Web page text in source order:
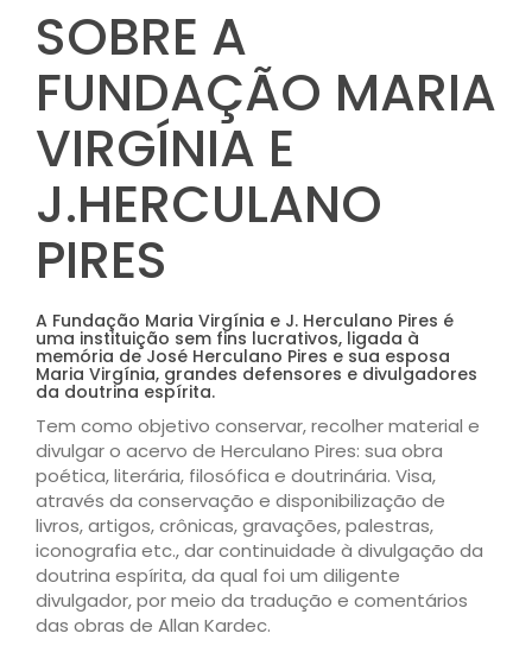
SOBRE A
FUNDAÇÃO MARIA
VIRGÍNIA E
J.HERCULANO
PIRES
A Fundação Maria Virgínia e J. Herculano Pires é
uma instituição sem fins lucrativos, ligada à
memória de José Herculano Pires e sua esposa
Maria Virgínia, grandes defensores e divulgadores
da doutrina espírita.
Tem como objetivo conservar, recolher material e
divulgar o acervo de Herculano Pires: sua obra
poética, literária, filosófica e doutrinária. Visa,
através da conservação e disponibilização de
livros, artigos, crônicas, gravações, palestras,
iconografia etc., dar continuidade à divulgação da
doutrina espírita, da qual foi um diligente
divulgador, por meio da tradução e comentários
das obras de Allan Kardec.